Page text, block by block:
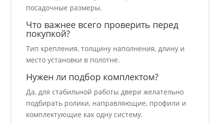
посадочные размеры.
Что важнее всего проверить перед
покупкой?
Тип крепления, толщину наполнения, длину и
место установки в полотне.
Нужен ли подбор комплектом?
Да, для стабильной работы двери желательно
подбирать ролики, направляющие, профили и
комплектующие как одну систему.